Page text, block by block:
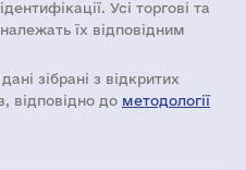
Усі торгові та
їх відповідним
зібрані з відкритих
відповідно до методології